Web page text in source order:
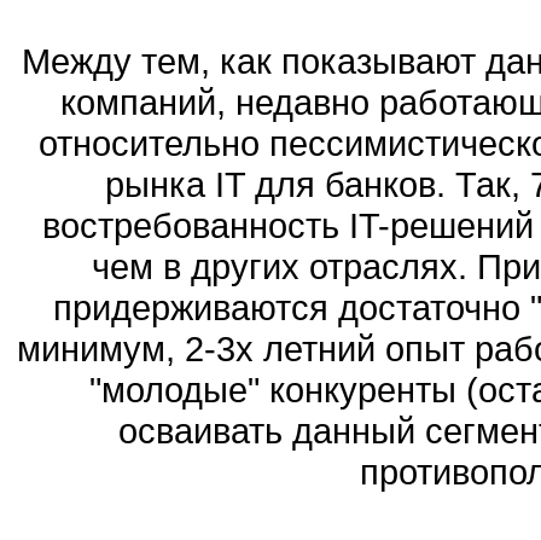
Между тем, как показывают
компаний, недавно
относительно
рынка IT для банков. Так,
востребованность IT-
чем в других отраслях.
придерживаются
минимум, 2-3х летний опыт
"молодые" конкуренты
осваивать данный